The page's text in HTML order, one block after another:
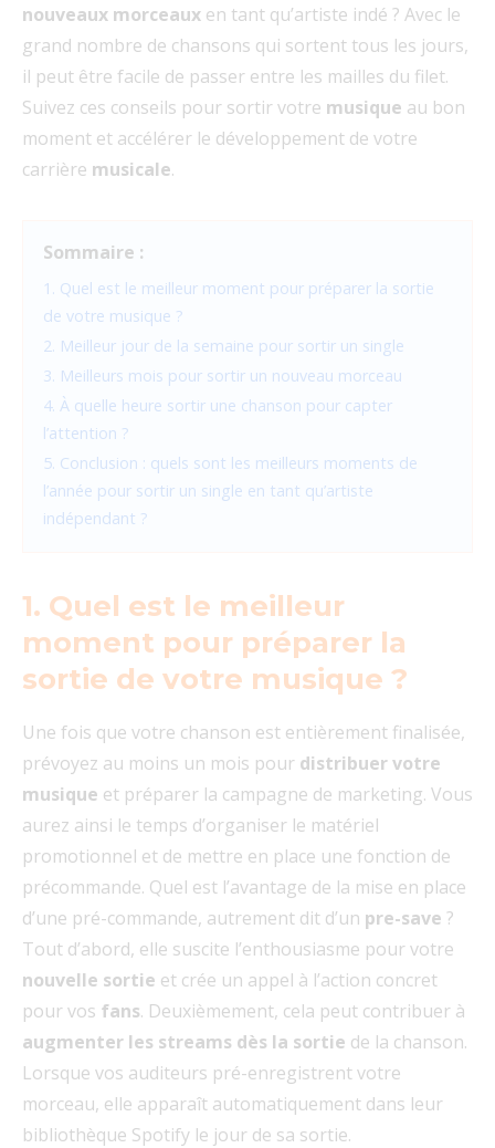
nouveaux morceaux en tant qu’artiste indé ? Avec le
grand nombre de chansons qui sortent tous les jours,
il peut être facile de passer entre les mailles du filet.
Suivez ces conseils pour sortir votre musique au bon
moment et accélérer le développement de votre
carrière musicale.
Sommaire :
1. Quel est le meilleur moment pour préparer la sortie
de votre musique ?
2. Meilleur jour de la semaine pour sortir un single
3. Meilleurs mois pour sortir un nouveau morceau
4. À quelle heure sortir une chanson pour capter
l’attention ?
5. Conclusion : quels sont les meilleurs moments de
l’année pour sortir un single en tant qu’artiste
indépendant ?
1. Quel est le meilleur
moment pour préparer la
sortie de votre musique ?
Une fois que votre chanson est entièrement finalisée,
prévoyez au moins un mois pour distribuer votre
musique et préparer la campagne de marketing. Vous
aurez ainsi le temps d’organiser le matériel
promotionnel et de mettre en place une fonction de
précommande. Quel est l’avantage de la mise en place
d’une pré-commande, autrement dit d’un pre-save ?
Tout d’abord, elle suscite l’enthousiasme pour votre
nouvelle sortie et crée un appel à l’action concret
pour vos fans. Deuxièmement, cela peut contribuer à
augmenter les streams dès la sortie de la chanson.
Lorsque vos auditeurs pré-enregistrent votre
morceau, elle apparaît automatiquement dans leur
bibliothèque Spotify le jour de sa sortie.